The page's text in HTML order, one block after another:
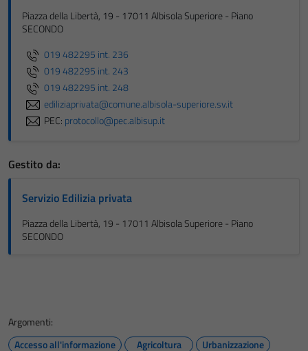
Piazza della Libertà, 19 - 17011 Albisola Superiore - Piano
SECONDO
019 482295 int. 236
019 482295 int. 243
019 482295 int. 248
ediliziaprivata@comune.albisola-superiore.sv.it
PEC: protocollo@pec.albisup.it
Gestito da:
Servizio Edilizia privata
Piazza della Libertà, 19 - 17011 Albisola Superiore - Piano
SECONDO
Argomenti:
Accesso all'informazione
Agricoltura Urbanizzazione